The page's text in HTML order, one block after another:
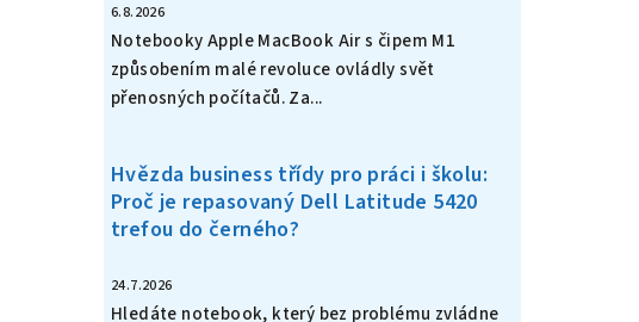
6.8.2026
Notebooky Apple MacBook Air s čipem M1
způsobením malé revoluce ovládly svět
přenosných počítačů. Za...
Hvězda business třídy pro práci i školu:
Proč je repasovaný Dell Latitude 5420
trefou do černého?
24.7.2026
Hledáte notebook, který bez problému zvládne